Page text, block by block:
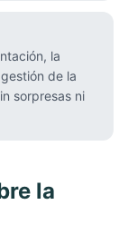
la
de la
sorpresas ni
la